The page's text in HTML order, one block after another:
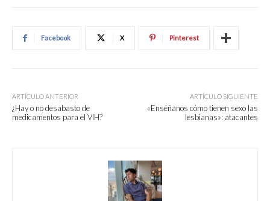
Facebook X Pinterest
ARTÍCULO ANTERIOR
¿Hay o no desabasto de
medicamentos para el VIH?
ARTÍCULO SIGUIENTE
«Enséñanos cómo tienen sexo las
lesbianas»: atacantes